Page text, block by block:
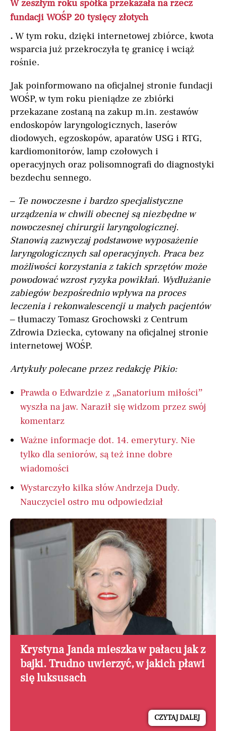
W zeszłym roku spółka przekazała na rzecz
fundacji WOŚP 20 tysięcy złotych
. W tym roku, dzięki internetowej zbiórce, kwota
wsparcia już przekroczyła tę granicę i wciąż
rośnie.
Jak poinformowano na oficjalnej stronie fundacji
WOŚP, w tym roku pieniądze ze zbiórki
przekazane zostaną na zakup m.in. zestawów
endoskopów laryngologicznych, laserów
diodowych, egzoskopów, aparatów USG i RTG,
kardiomonitorów, lamp czołowych i
operacyjnych oraz polisomnografi do diagnostyki
bezdechu sennego.
– Te nowoczesne i bardzo specjalistyczne
urządzenia w chwili obecnej są niezbędne w
nowoczesnej chirurgii laryngologicznej.
Stanowią zazwyczaj podstawowe wyposażenie
laryngologicznych sal operacyjnych. Praca bez
możliwości korzystania z takich sprzętów może
powodować wzrost ryzyka powikłań. Wydłużanie
zabiegów bezpośrednio wpływa na proces
leczenia i rekonwalescencji u małych pacjentów
– tłumaczy Tomasz Grochowski z Centrum
Zdrowia Dziecka, cytowany na oficjalnej stronie
internetowej WOŚP.
Artykuły polecane przez redakcję Pikio:
Prawda o Edwardzie z „Sanatorium miłości”
wyszła na jaw. Naraził się widzom przez swój
komentarz
Ważne informacje dot. 14. emerytury. Nie
tylko dla seniorów, są też inne dobre
wiadomości
Wystarczyło kilka słów Andrzeja Dudy.
Nauczyciel ostro mu odpowiedział
Krystyna Janda mieszka w pałacu jak z
bajki. Trudno uwierzyć, w jakich pławi
się luksusach
CZYTAJ DALEJ